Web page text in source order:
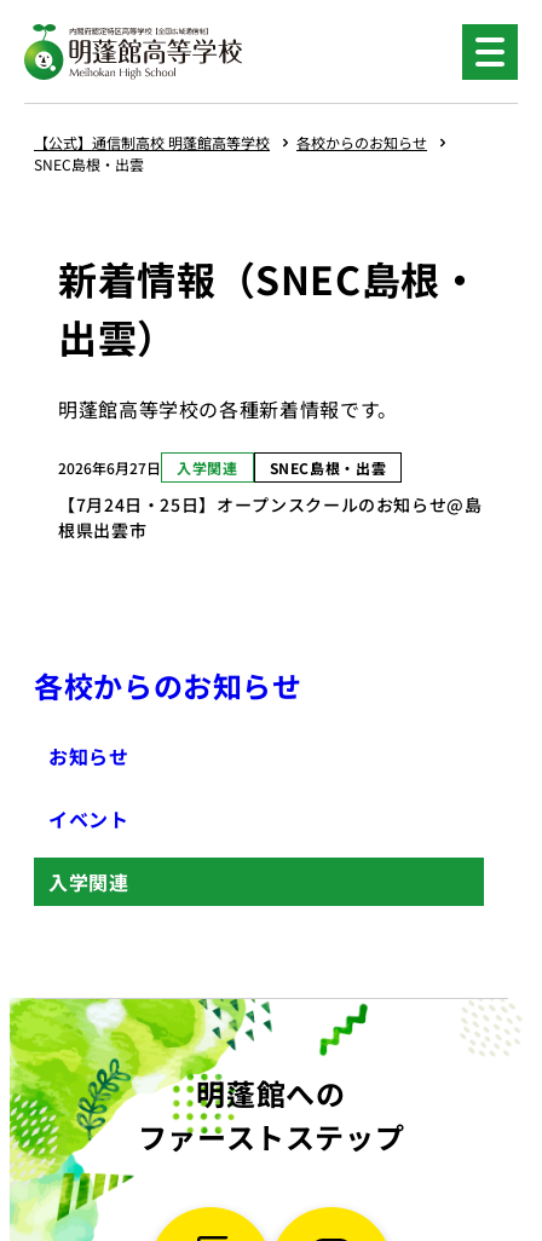
【公式】通信制高校 明蓬館高等学校
各校からのお知らせ
SNEC島根・出雲
新着情報（SNEC島根・
出雲）
明蓬館高等学校の各種新着情報です。
2026年6月27日 入学関連 SNEC島根・出雲
【7月24日・25日】オープンスクールのお知らせ@島
根県出雲市
各校からのお知らせ
お知らせ
イベント
入学関連
明蓬館への
ファーストステップ